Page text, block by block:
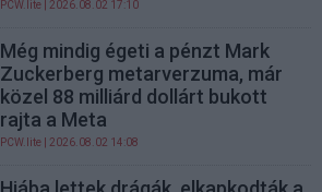
PCW.lite | 2026.08.02 17:10
Még mindig égeti a pénzt Mark
Zuckerberg metarverzuma, már
közel 88 milliárd dollárt bukott
rajta a Meta
PCW.lite | 2026.08.02 14:08